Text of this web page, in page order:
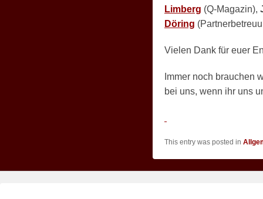
Limberg (Q-Magazin),
Döring
Vielen Dank für euer
Immer noch brauchen
bei uns, wenn ihr uns
This entry was posted in